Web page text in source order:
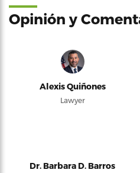
Opinión y
Alexis Quiñones
Lawyer
Dr. Barbara D. Barros